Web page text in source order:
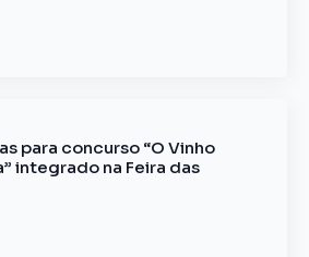
para concurso “O Vinho
integrado na Feira das